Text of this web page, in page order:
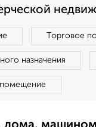
Торговое
назначения
помещение